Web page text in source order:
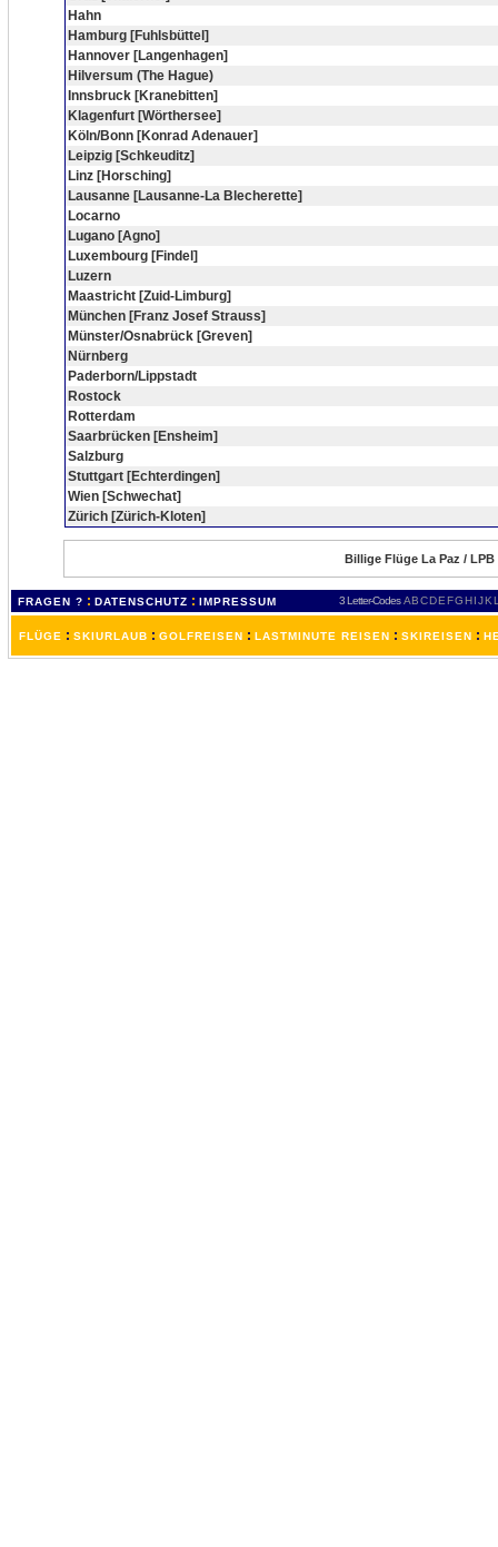
Hahn
Hamburg [Fuhlsbüttel]
Hannover [Langenhagen]
Hilversum (The Hague)
Innsbruck [Kranebitten]
Klagenfurt [Wörthersee]
Köln/Bonn [Konrad Adenauer]
Leipzig [Schkeuditz]
Linz [Horsching]
Lausanne [Lausanne-La Blecherette]
Locarno
Lugano [Agno]
Luxembourg [Findel]
Luzern
Maastricht [Zuid-Limburg]
München [Franz Josef Strauss]
Münster/Osnabrück [Greven]
Nürnberg
Paderborn/Lippstadt
Rostock
Rotterdam
Saarbrücken [Ensheim]
Salzburg
Stuttgart [Echterdingen]
Wien [Schwechat]
Zürich [Zürich-Kloten]
Billige Flüge La Paz /
FRAGEN ? : DATENSCHUTZ : IMPRESSUM 3 Letter-Codes ABCDEFGH IJKL
FLÜGE : SKIURLAUB : GOLFREISEN : LASTMINUTE REISEN : SKIREISEN :